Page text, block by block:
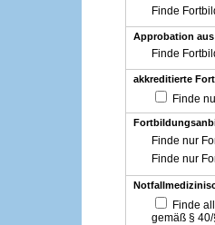
Finde
Approbation
Finde
akkreditierte
Finde
Finde nur
Finde nur
Finde
gemäß §